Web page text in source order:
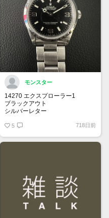
モンスター
14270 エクスプローラー1
ブラックアウト
シルバーレター
オールトリチウム
5 718日前